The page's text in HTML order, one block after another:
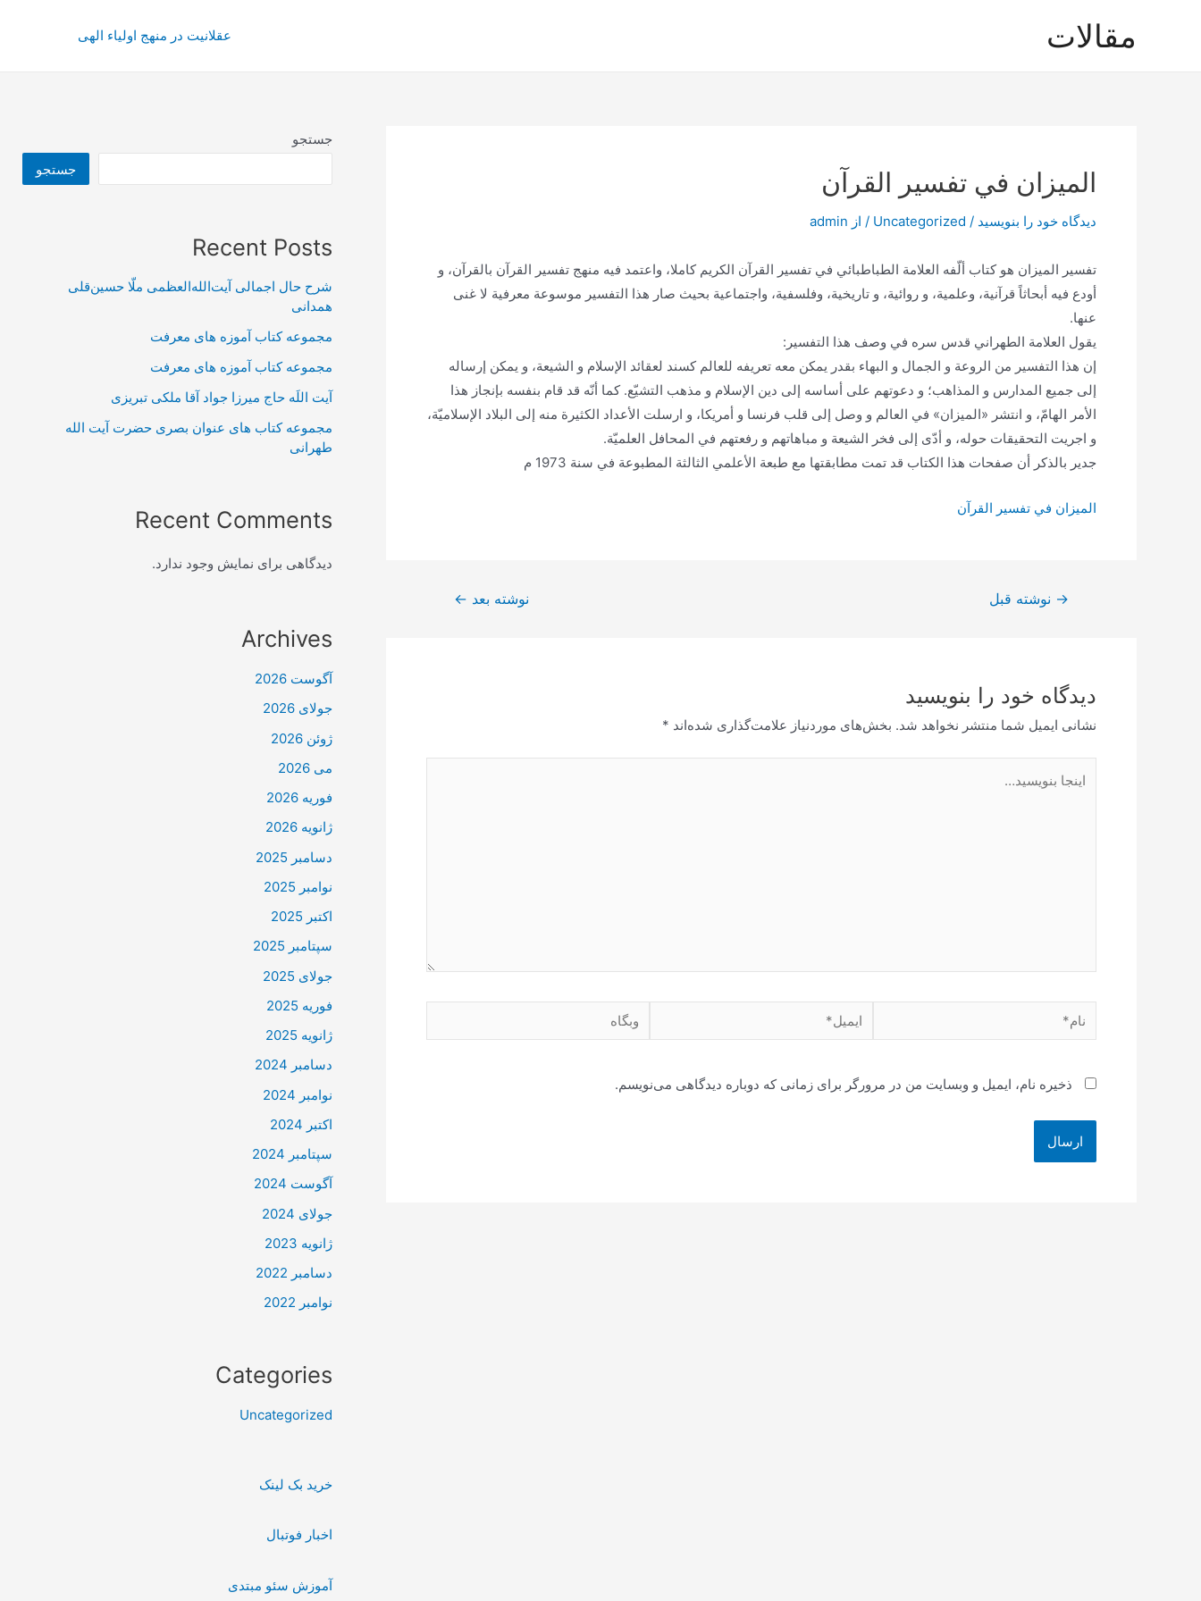
مقالات عقلانیت در منهج اولیاء الهی
الميزان في تفسير القرآن
دیدگاه‌ خود را بنویسید /
Uncategorized / از admin
تفسير الميزان هو كتاب ألّفه العلامة الطباطبائي في تفسير القرآن الكريم كاملا، واعتمد فيه منهج تفسير القرآن بالقرآن، و
أودع فيه أبحاثاً قرآنية، وعلمية، و روائية، و تاريخية، وفلسفية، واجتماعية بحيث صار هذا التفسير موسوعة معرفية لا غنى
عنها.
يقول العلامة الطهراني قدس سره في وصف هذا التفسير:
إن هذا التفسير من الروعة و الجمال و البهاء بقدر يمكن معه تعريفه للعالم كسند لعقائد الإسلام و الشيعة، و يمكن إرساله
إلى جميع المدارس و المذاهب؛ و دعوتهم على أساسه إلى دين الإسلام و مذهب التشيّع. كما أنّه قد قام بنفسه بإنجاز هذا
الأمر الهامّ، و انتشر «الميزان» في العالم و وصل إلى قلب فرنسا و أمريكا، و ارسلت الأعداد الكثيرة منه إلى البلاد الإسلاميّة،
و اجريت التحقيقات حوله، و أدّى إلى فخر الشيعة و مباهاتهم و رفعتهم في المحافل العلميّة.
جدير بالذكر أن صفحات هذا الكتاب قد تمت مطابقتها مع طبعة الأعلمي الثالثة المطبوعة في سنة 1973 م
الميزان في تفسير القرآن
راهبری
→ نوشته قبل نوشته بعد ←
دیدگاه‌ خود را بنویسید
نشانی ایمیل شما منتشر نخواهد شد. بخش‌های موردنیاز علامت‌گذاری شده‌اند *
بنویسید…
نام* ایمیل* وبگاه
ذخیره نام، ایمیل و وبسایت من در مرورگر برای زمانی که دوباره دیدگاهی می‌نویسم.
جستجو
جستجو
Recent Posts
شرح حال اجمالی آیت‌الله‌العظمی ملّا حسین‌قلی
همدانی
مجموعه کتاب آموزه های معرفت
مجموعه کتاب آموزه های معرفت
آیت اللَه حاج میرزا جواد آقا ملکی تبریزی
مجموعه کتاب های عنوان بصری حضرت آیت الله
طهرانی
Recent Comments
دیدگاهی برای نمایش وجود ندارد.
Archives
آگوست 2026
جولای 2026
ژوئن 2026
می 2026
فوریه 2026
ژانویه 2026
دسامبر 2025
نوامبر 2025
اکتبر 2025
سپتامبر 2025
جولای 2025
فوریه 2025
ژانویه 2025
دسامبر 2024
نوامبر 2024
اکتبر 2024
سپتامبر 2024
آگوست 2024
جولای 2024
ژانویه 2023
دسامبر 2022
نوامبر 2022
Categories
Uncategorized
خرید بک لینک
اخبار فوتبال
آموزش سئو مبتدی